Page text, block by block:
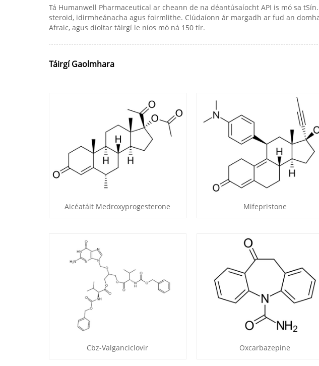
Tá Humanwell Pharmaceutical ar cheann de na déantúsaíocht API is mó sa
steroid, idirmheánacha agus foirmlithe. Clúdaíonn ár margadh ar fud an
Afraic, agus díoltar táirgí le níos mó ná 150 tír.
Táirgí Gaolmhara
Aicéatáit Medroxyprogesterone Mifepristone
Cbz-Valganciclovir Oxcarbazepine